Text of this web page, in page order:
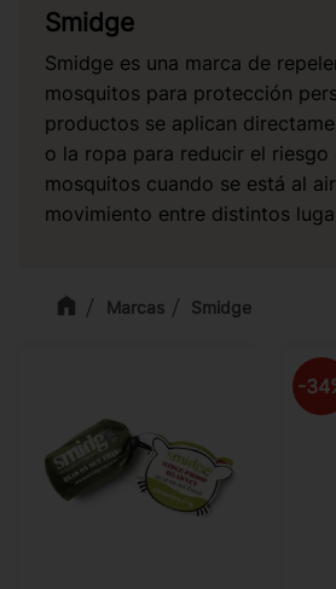
Marcas Smidge
Smidge
Smidge es una marca de
mosquitos para protección
productos se aplican
o la ropa para reducir el riesgo
mosquitos cuando se está al
movimiento entre distintos
34